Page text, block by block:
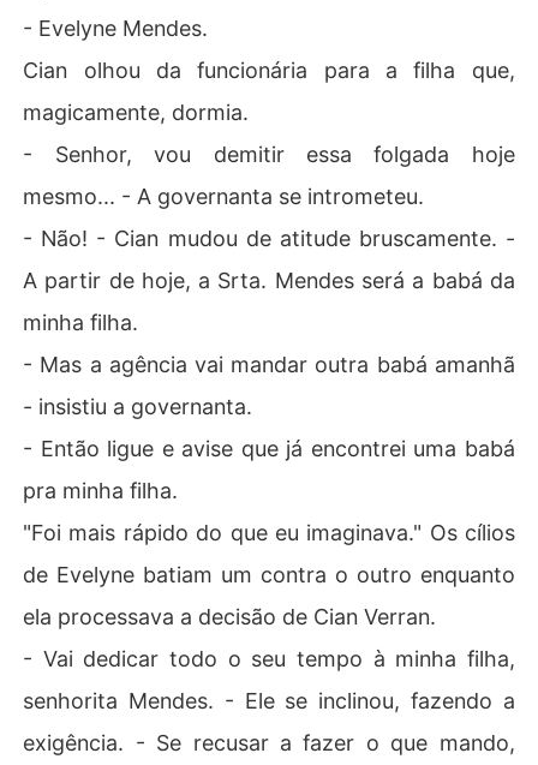
- Evelyne Mendes.
Cian olhou da funcionária para a filha que,
magicamente, dormia.
- Senhor, vou demitir essa folgada hoje
mesmo... - A governanta se intrometeu.
- Não! - Cian mudou de atitude bruscamente. -
A partir de hoje, a Srta. Mendes será a babá da
minha filha.
- Mas a agência vai mandar outra babá amanhã
- insistiu a governanta.
- Então ligue e avise que já encontrei uma babá
pra minha filha.
"Foi mais rápido do que eu imaginava." Os cílios
de Evelyne batiam um contra o outro enquanto
ela processava a decisão de Cian Verran.
- Vai dedicar todo o seu tempo à minha filha,
senhorita Mendes. - Ele se inclinou, fazendo a
exigência. - Se recusar a fazer o que mando,